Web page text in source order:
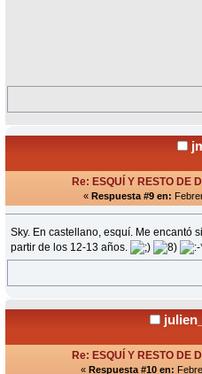
Re: ESQUÍ Y RESTO DE
« Respuesta #9 en:
Sky. En castellano, esquí. Me encantó
partir de los 12-13 años.
Re: ESQUÍ Y RESTO DE
« Respuesta #10 en: